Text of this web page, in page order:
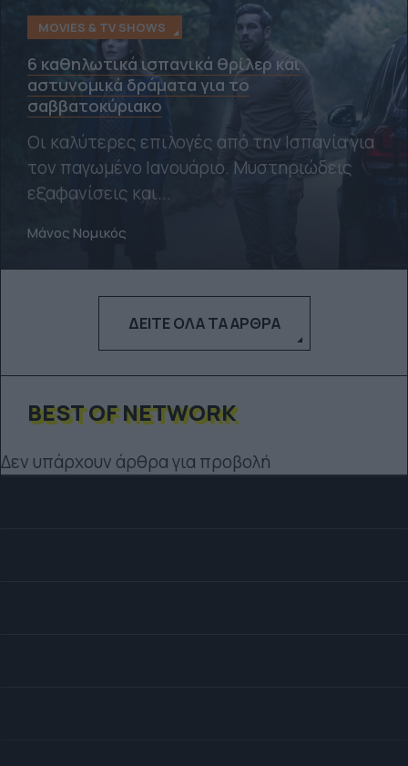
MOVIES & TV SHOWS
6 καθηλωτικά ισπανικά θρίλερ και
αστυνομικά δράματα για το
σαββατοκύριακο
Οι καλύτερες επιλογές από την Ισπανία για
τον παγωμένο Ιανουάριο. Μυστηριώδεις
εξαφανίσεις και...
Μάνος Νομικός
ΔΕΊΤΕ ΌΛΑ ΤΑ ΆΡΘΡΑ
BEST OF NETWORK
Δεν υπάρχουν άρθρα για προβολή